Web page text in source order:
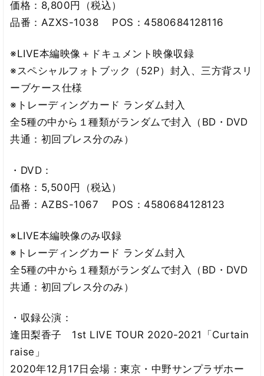
価格：8,800円（税込）
品番：AZXS-1038 POS：4580684128116
※LIVE本編映像＋ドキュメント映像収録
※スペシャルフォトブック（52P）封入、三方背スリ
ーブケース仕様
※トレーディングカード ランダム封入
全5種の中から１種類がランダムで封入（BD・DVD
共通：初回プレス分のみ）
・DVD：
価格：5,500円（税込）
品番：AZBS-1067 POS：4580684128123
※LIVE本編映像のみ収録
※トレーディングカード ランダム封入
全5種の中から１種類がランダムで封入（BD・DVD
共通：初回プレス分のみ）
・収録公演：
逢田梨香子 1st LIVE TOUR 2020-2021「Curtain
raise」
2020年12月17日会場：東京・中野サンプラザホー